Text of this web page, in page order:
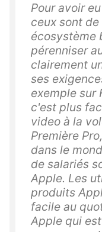
Pour avoir
ceux sont
écosystème
pérenniser
clairement
ses
exemple sur
c'est plus
video à la
Première
dans le
de salariés
Apple. Les
produits
facile au
Apple qui